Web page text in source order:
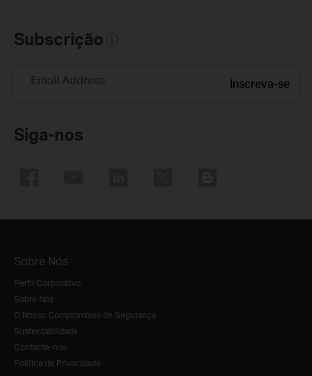
Subscrição
Email Address Inscreva-se
Siga-nos
Sobre Nós
Perfil Corporativo
Sobre Nós
O Nosso Compromisso de Segurança
Sustentabilidade
Contacte-nos
Política de Privacidade